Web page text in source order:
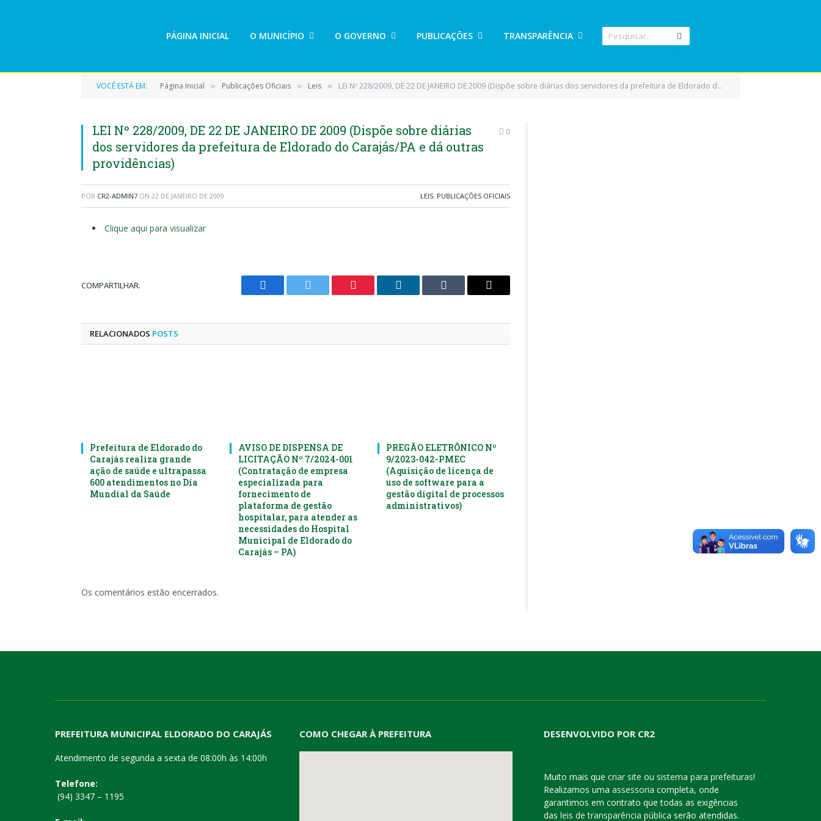
PÁGINA INICIAL O MUNICÍPIO O GOVERNO PUBLICAÇÕES TRANSPARÊNCIA
VOCÊ ESTÁ EM: Página Inicial » Publicações Oficiais » Leis » LEI Nº 228/2009, DE 22 DE JANEIRO DE 2009 (Dispõe sobre diárias dos servidores da prefeitura de Eldorado do Carajás/PA e dá outras providências)
LEI Nº 228/2009, DE 22 DE JANEIRO DE 2009 (Dispõe sobre diárias
dos servidores da prefeitura de Eldorado do Carajás/PA e dá outras
providências)
0
POR CR2-ADMIN7 ON 22 DE JANEIRO DE 2009 LEIS, PUBLICAÇÕES OFICIAIS
Clique aqui para visualizar
COMPARTILHAR.
Facebook Twitter Pinterest LinkedIn Tumblr
E-
RELACIONADOS POSTS
Prefeitura de Eldorado do
Carajás realiza grande
ação de saúde e ultrapassa
600 atendimentos no Dia
Mundial da Saúde
AVISO DE DISPENSA DE
LICITAÇÃO Nº 7/2024-001
(Contratação de empresa
especializada para
fornecimento de
plataforma de gestão
hospitalar, para atender as
necessidades do Hospital
Municipal de Eldorado do
Carajás – PA)
PREGÃO ELETRÔNICO Nº
9/2023-042-PMEC
(Aquisição de licença de
uso de software para a
gestão digital de processos
administrativos)
Os comentários estão encerrados.
PREFEITURA MUNICIPAL ELDORADO DO CARAJÁS
Atendimento de segunda a sexta de 08:00h às 14:00h
Telefone:
(94) 3347 – 1195
COMO CHEGAR À PREFEITURA DESENVOLVIDO POR CR2
Muito mais que criar site ou sistema para prefeituras!
Realizamos uma assessoria completa, onde
garantimos em contrato que todas as exigências
das leis de transparência pública serão atendidas.